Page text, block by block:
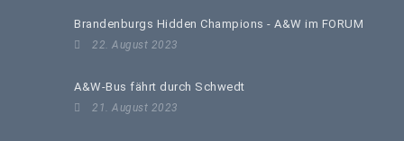
Brandenburgs Hidden Champions - A&W im FORUM
22. August 2023
A&W-Bus fährt durch Schwedt
21. August 2023